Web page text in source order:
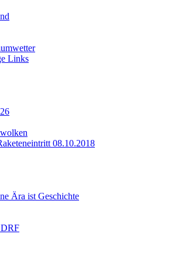
Links
08.10.2018
Ära ist Geschichte